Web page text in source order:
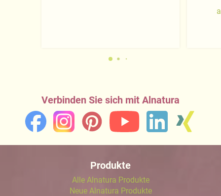
Verbinden Sie sich mit Alnatura
Produkte
Alle Alnatura Produkte
Neue Alnatura Produkte